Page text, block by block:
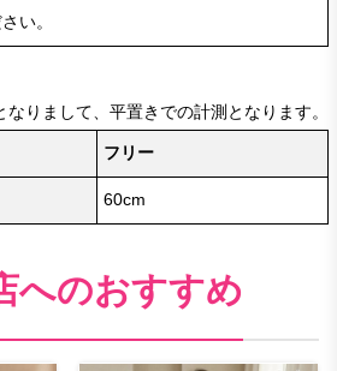
い。
りまして、平置きでの計測となります。
フリー
60cm
へのおすすめ